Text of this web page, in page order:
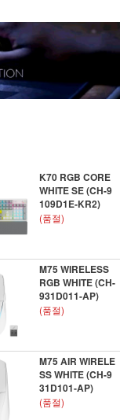
K70 RGB CORE
WHITE SE (CH-9
109D1E-KR2)
(품절)
M75 WIRELESS
RGB WHITE (CH-
931D011-AP)
(품절)
M75 AIR WIRELE
SS WHITE (CH-9
31D101-AP)
(품절)